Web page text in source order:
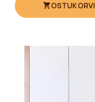
OSTUKORVI